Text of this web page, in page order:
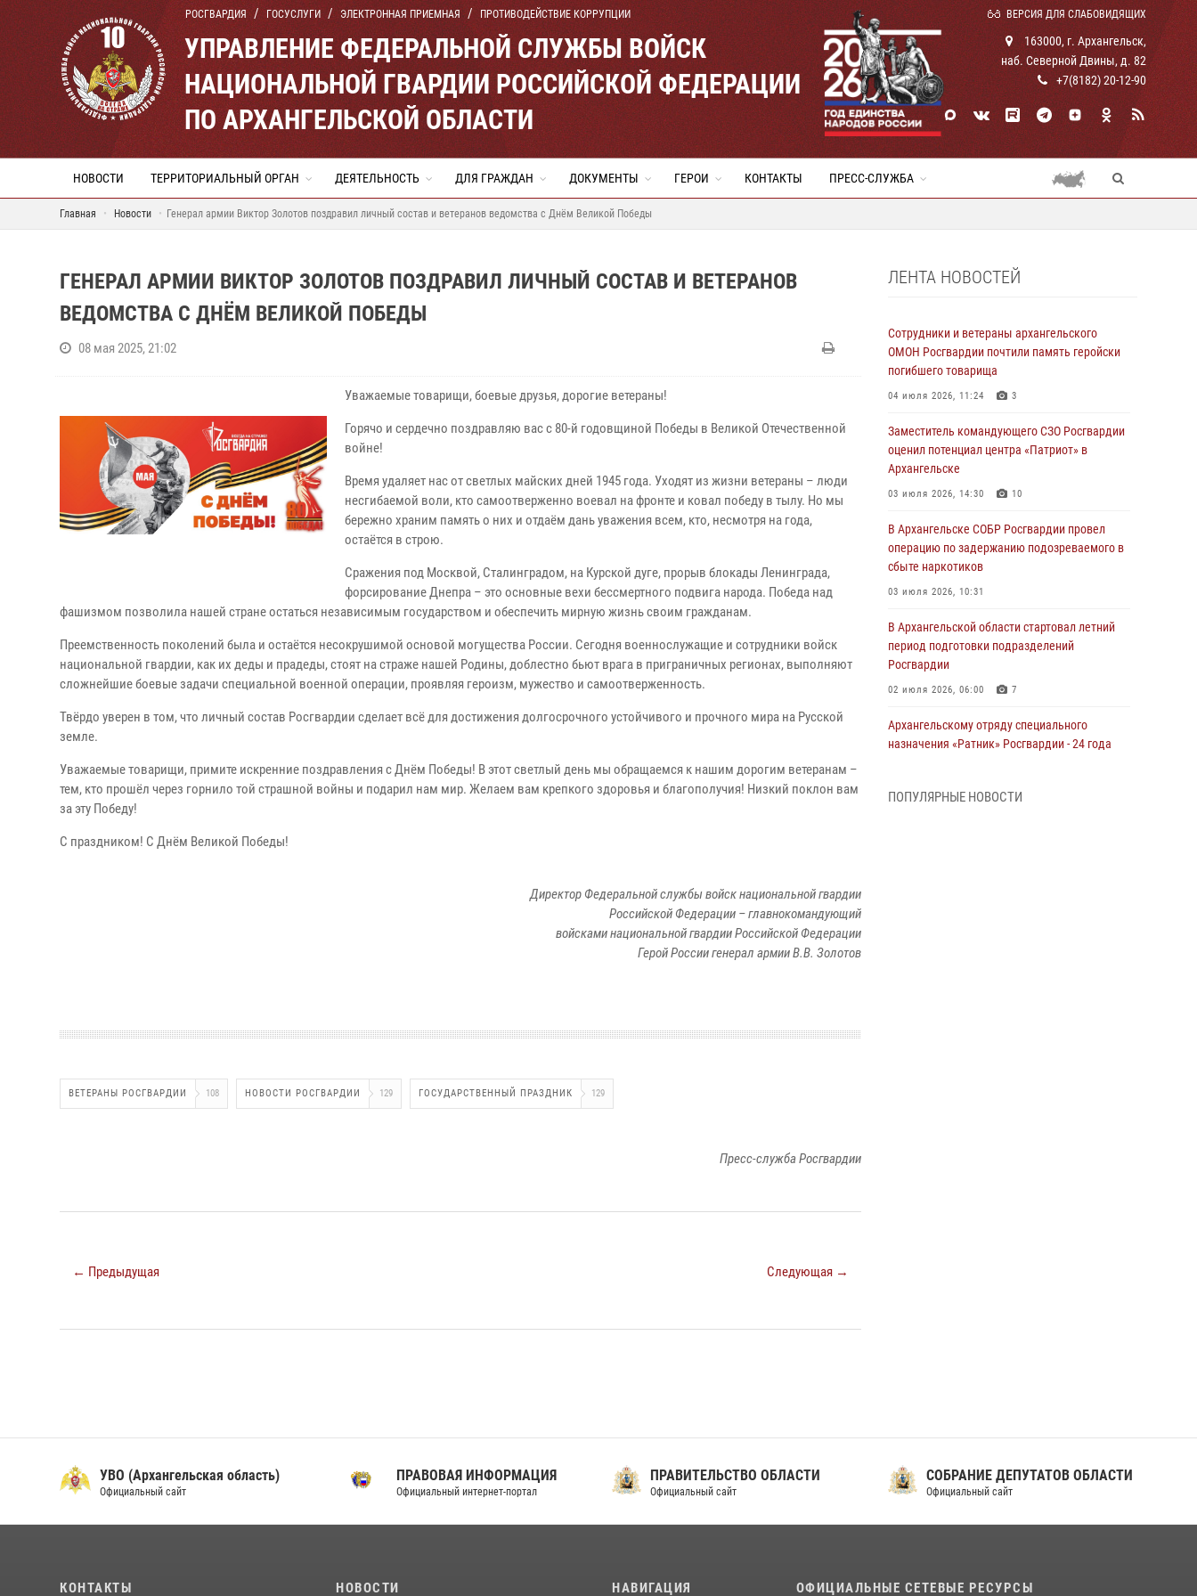
РОСГВАРДИЯ ГОСУСЛУГИ ЭЛЕКТРОННАЯ ПРИЕМНАЯ ПРОТИВОДЕЙСТВИЕ КОРРУПЦИИ ВЕРСИЯ ДЛЯ СЛАБОВИДЯЩИХ
УПРАВЛЕНИЕ ФЕДЕРАЛЬНОЙ СЛУЖБЫ ВОЙСК
НАЦИОНАЛЬНОЙ ГВАРДИИ РОССИЙСКОЙ ФЕДЕРАЦИИ
ПО АРХАНГЕЛЬСКОЙ ОБЛАСТИ
163000, г. Архангельск,
наб. Северной Двины, д. 82
+7(8182) 20-12-90
НОВОСТИ ТЕРРИТОРИАЛЬНЫЙ ОРГАН ДЕЯТЕЛЬНОСТЬ ДЛЯ ГРАЖДАН ДОКУМЕНТЫ ГЕРОИ КОНТАКТЫ ПРЕСС-СЛУЖБА
Главная Новости Генерал армии Виктор Золотов поздравил личный состав и ветеранов ведомства с Днём Великой Победы
ГЕНЕРАЛ АРМИИ ВИКТОР ЗОЛОТОВ ПОЗДРАВИЛ ЛИЧНЫЙ СОСТАВ И ВЕТЕРАНОВ
ВЕДОМСТВА С ДНЁМ ВЕЛИКОЙ ПОБЕДЫ
08 мая 2025, 21:02
Уважаемые товарищи, боевые друзья, дорогие ветераны!
Горячо и сердечно поздравляю вас с 80-й годовщиной Победы в Великой Отечественной
войне!
Время удаляет нас от светлых майских дней 1945 года. Уходят из жизни ветераны – люди
несгибаемой воли, кто самоотверженно воевал на фронте и ковал победу в тылу. Но мы
бережно храним память о них и отдаём дань уважения всем, кто, несмотря на года,
остаётся в строю.
Сражения под Москвой, Сталинградом, на Курской дуге, прорыв блокады Ленинграда,
форсирование Днепра – это основные вехи бессмертного подвига народа. Победа над
фашизмом позволила нашей стране остаться независимым государством и обеспечить мирную жизнь своим гражданам.
Преемственность поколений была и остаётся несокрушимой основой могущества России. Сегодня военнослужащие и сотрудники войск
национальной гвардии, как их деды и прадеды, стоят на страже нашей Родины, доблестно бьют врага в приграничных регионах, выполняют
сложнейшие боевые задачи специальной военной операции, проявляя героизм, мужество и самоотверженность.
Твёрдо уверен в том, что личный состав Росгвардии сделает всё для достижения долгосрочного устойчивого и прочного мира на Русской
земле.
Уважаемые товарищи, примите искренние поздравления с Днём Победы! В этот светлый день мы обращаемся к нашим дорогим ветеранам –
тем, кто прошёл через горнило той страшной войны и подарил нам мир. Желаем вам крепкого здоровья и благополучия! Низкий поклон вам
за эту Победу!
С праздником! С Днём Великой Победы!
Директор Федеральной службы войск национальной гвардии
Российской Федерации – главнокомандующий
войсками национальной гвардии Российской Федерации
Герой России генерал армии В.В. Золотов
ВЕТЕРАНЫ РОСГВАРДИИ 108 НОВОСТИ РОСГВАРДИИ 129 ГОСУДАРСТВЕННЫЙ ПРАЗДНИК 129
Пресс-служба Росгвардии
← Предыдущая Следующая →
ЛЕНТА НОВОСТЕЙ
Сотрудники и ветераны архангельского
ОМОН Росгвардии почтили память геройски
погибшего товарища
04 июля 2026, 11:24 3
Заместитель командующего СЗО Росгвардии
оценил потенциал центра «Патриот» в
Архангельске
03 июля 2026, 14:30 10
В Архангельске СОБР Росгвардии провел
операцию по задержанию подозреваемого в
сбыте наркотиков
03 июля 2026, 10:31
В Архангельской области стартовал летний
период подготовки подразделений
Росгвардии
02 июля 2026, 06:00 7
Архангельскому отряду специального
назначения «Ратник» Росгвардии - 24 года
В Управлении Росгвардии по Архангельской
ПОПУЛЯРНЫЕ НОВОСТИ
УВО (Архангельская область)
Официальный сайт
ПРАВОВАЯ ИНФОРМАЦИЯ
Официальный интернет-портал
ПРАВИТЕЛЬСТВО ОБЛАСТИ
Официальный сайт
СОБРАНИЕ ДЕПУТАТОВ ОБЛАСТИ
Официальный сайт
КОНТАКТЫ НОВОСТИ НАВИГАЦИЯ ОФИЦИАЛЬНЫЕ СЕТЕВЫЕ РЕСУРСЫ